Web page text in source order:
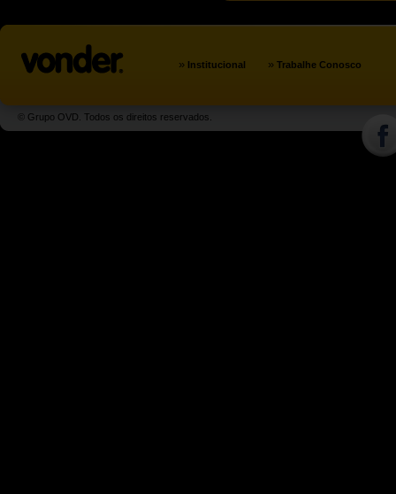
» Institucional » Trabalhe Conosco
© Grupo OVD. Todos os direitos reservados.